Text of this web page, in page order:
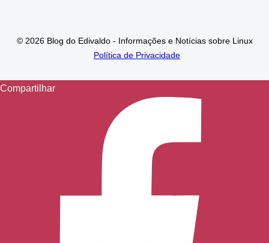
© 2026 Blog do Edivaldo - Informações e Notícias sobre Linux
Política de Privacidade
Compartilhar